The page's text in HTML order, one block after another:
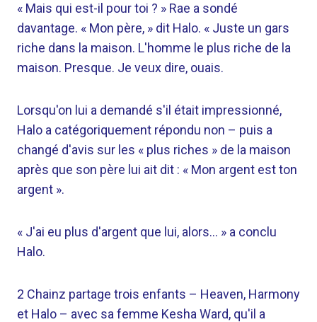
« Mais qui est-il pour toi ? » Rae a sondé
davantage. « Mon père, » dit Halo. « Juste un gars
riche dans la maison. L'homme le plus riche de la
maison. Presque. Je veux dire, ouais.
Lorsqu'on lui a demandé s'il était impressionné,
Halo a catégoriquement répondu non – puis a
changé d'avis sur les « plus riches » de la maison
après que son père lui ait dit : « Mon argent est ton
argent ».
« J'ai eu plus d'argent que lui, alors… » a conclu
Halo.
2 Chainz partage trois enfants – Heaven, Harmony
et Halo – avec sa femme Kesha Ward, qu'il a